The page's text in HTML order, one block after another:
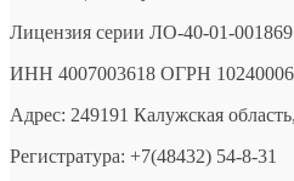
Лицензия серии ЛО-40-01-001869
ИНН 4007003618 ОГРН
Адрес: 249191 Калужская
Регистратура: +7(48432) 54-8-31